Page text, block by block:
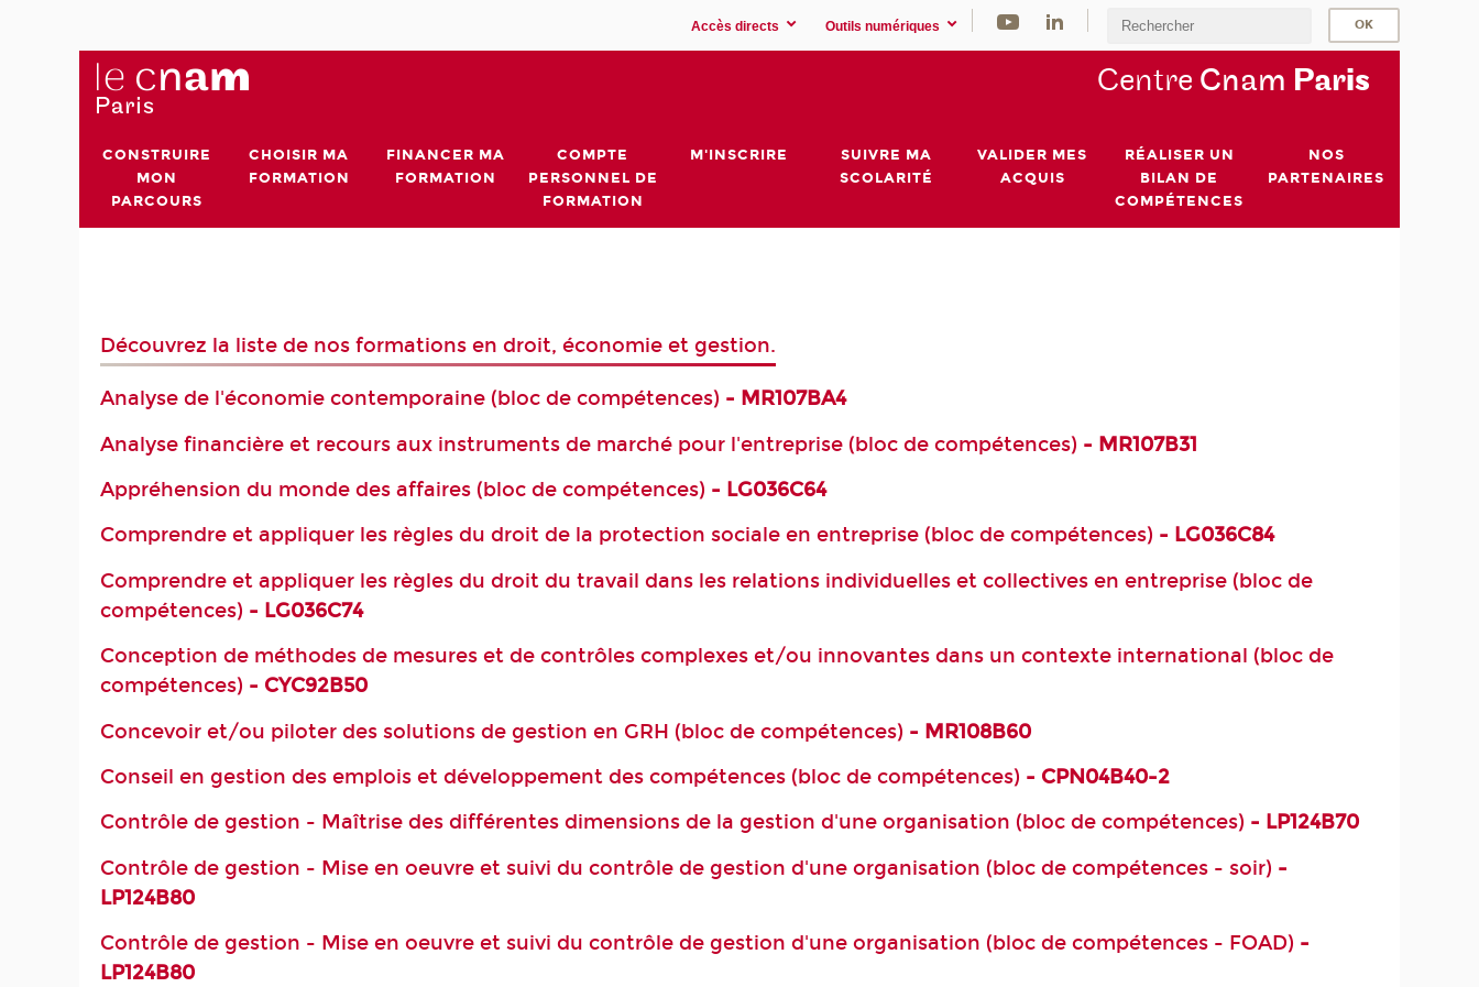
Accès directs Outils numériques
Centre Cnam Paris
CONSTRUIRE
MON
PARCOURS
CHOISIR MA
FORMATION
FINANCER MA
FORMATION
COMPTE
PERSONNEL DE
FORMATION
M'INSCRIRE
SUIVRE MA
SCOLARITÉ
VALIDER MES
ACQUIS
RÉALISER UN
BILAN DE
COMPÉTENCES
NOS
PARTENAIRES
Découvrez la liste de nos formations en droit, économie et gestion.
Analyse de l'économie contemporaine (bloc de compétences) - MR107BA4
Analyse financière et recours aux instruments de marché pour l'entreprise (bloc de compétences) - MR107B31
Appréhension du monde des affaires (bloc de compétences) - LG036C64
Comprendre et appliquer les règles du droit de la protection sociale en entreprise (bloc de compétences) - LG036C84
Comprendre et appliquer les règles du droit du travail dans les relations individuelles et collectives en entreprise (bloc de
compétences) - LG036C74
Conception de méthodes de mesures et de contrôles complexes et/ou innovantes dans un contexte international (bloc de
compétences) - CYC92B50
Concevoir et/ou piloter des solutions de gestion en GRH (bloc de compétences) - MR108B60
Conseil en gestion des emplois et développement des compétences (bloc de compétences) - CPN04B40-2
Contrôle de gestion - Maîtrise des différentes dimensions de la gestion d'une organisation (bloc de compétences) - LP124B70
Contrôle de gestion - Mise en oeuvre et suivi du contrôle de gestion d'une organisation (bloc de compétences - soir) -
LP124B80
Contrôle de gestion - Mise en oeuvre et suivi du contrôle de gestion d'une organisation (bloc de compétences - FOAD) -
LP124B80